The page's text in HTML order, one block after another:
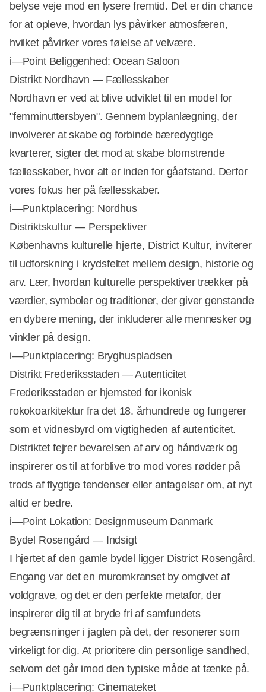
belyse veje mod en lysere fremtid. Det er din chance
for at opleve, hvordan lys påvirker atmosfæren,
hvilket påvirker vores følelse af velvære.
i—Point Beliggenhed: Ocean Saloon
Distrikt Nordhavn — Fællesskaber
Nordhavn er ved at blive udviklet til en model for
"femminuttersbyen". Gennem byplanlægning, der
involverer at skabe og forbinde bæredygtige
kvarterer, sigter det mod at skabe blomstrende
fællesskaber, hvor alt er inden for gåafstand. Derfor
vores fokus her på fællesskaber.
i—Punktplacering: Nordhus
Distriktskultur — Perspektiver
Københavns kulturelle hjerte, District Kultur, inviterer
til udforskning i krydsfeltet mellem design, historie og
arv. Lær, hvordan kulturelle perspektiver trækker på
værdier, symboler og traditioner, der giver genstande
en dybere mening, der inkluderer alle mennesker og
vinkler på design.
i—Punktplacering: Bryghuspladsen
Distrikt Frederiksstaden — Autenticitet
Frederiksstaden er hjemsted for ikonisk
rokokoarkitektur fra det 18. århundrede og fungerer
som et vidnesbyrd om vigtigheden af autenticitet.
Distriktet fejrer bevarelsen af arv og håndværk og
inspirerer os til at forblive tro mod vores rødder på
trods af flygtige tendenser eller antagelser om, at nyt
altid er bedre.
i—Point Lokation: Designmuseum Danmark
Bydel Rosengård — Indsigt
I hjertet af den gamle bydel ligger District Rosengård.
Engang var det en muromkranset by omgivet af
voldgrave, og det er den perfekte metafor, der
inspirerer dig til at bryde fri af samfundets
begrænsninger i jagten på det, der resonerer som
virkeligt for dig. At prioritere din personlige sandhed,
selvom det går imod den typiske måde at tænke på.
i—Punktplacering: Cinemateket